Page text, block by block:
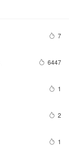
7
6447
1
2
1